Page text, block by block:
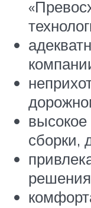
высокое
сборки,